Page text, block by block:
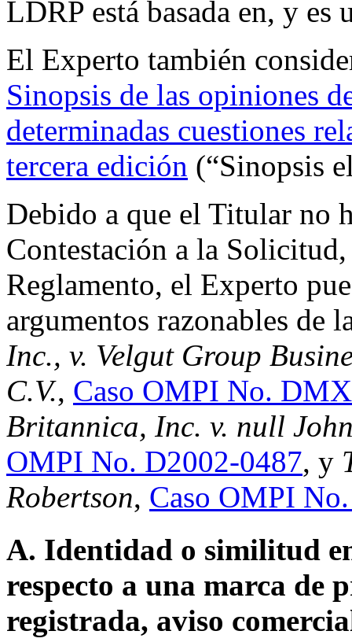
LDRP está basada en, y es
El Experto también
Sinopsis de las opiniones
determinadas cuestiones
tercera edición (“Sinopsis
Debido a que el Titular no
Contestación a la
Reglamento, el Experto
argumentos razonables de
Inc., v. Velgut Group
C.V., Caso OMPI No.
Britannica, Inc. v. null
OMPI No. D2002-0487, y
Robertson, Caso OMPI
A. Identidad o similitud
respecto a una marca de
registrada, aviso